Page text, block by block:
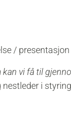
/
kan vi få til
i